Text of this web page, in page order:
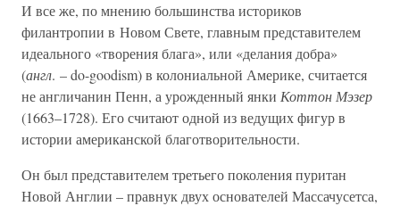
И все же, по мнению большинства историков
филантропии в Новом Свете, главным представителем
идеального «творения блага», или «делания добра»
(англ. – do-goodism) в колониальной Америке, считается
не англичанин Пенн, а урожденный янки Коттон Мэзер
(1663–1728). Его считают одной из ведущих фигур в
истории американской благотворительности.
Он был представителем третьего поколения пуритан
Новой Англии – правнук двух основателей Массачусетса,